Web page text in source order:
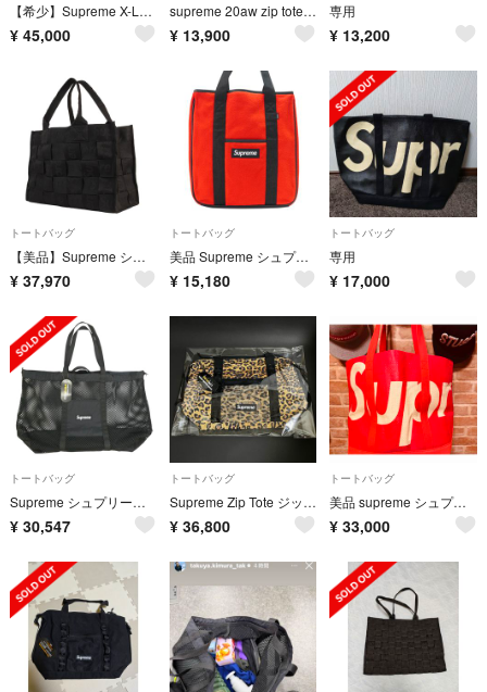
【希少】Supreme X-Large Tote Bag + Utility Pouch トートバッグ ユーティリティポーチ 黒
¥ 45,000
supreme 20aw zip tote bag leopard 美品
¥ 13,900
専用
¥ 13,200
トートバッグ
【美品】Supreme シュプリーム バッグ ブラック 黒 23SS ジャガードロゴ柄 ウーブン ラージ トートバッグ Woven Large Tote Bag ブランド カバン【メンズ】【中古】
¥ 37,970
トートバッグ
美品 Supreme シュプリーム ポーラテック フリース トートバッグ 18AW レッド/ブラック S2607-k143
¥ 15,180
トートバッグ
専用
¥ 17,000
トートバッグ
Supreme シュプリーム 25SS Mesh Tote Bag メッシュ トートバッグ ブラック系【極上美品】【中古】
¥ 30,547
トートバッグ
Supreme Zip Tote ジップ トート バッグ レオパード ヒョウ柄
¥ 36,800
トートバッグ
美品 supreme シュプリーム raffia tote bag red
¥ 33,000